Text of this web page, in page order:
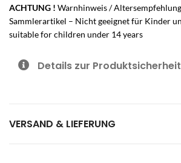
ACHTUNG ! Warnhinweis /
Sammlerartikel – Nicht geeignet für Kinder
suitable for children under 14 years
Details zur Produktsicherheit
VERSAND & LIEFERUNG